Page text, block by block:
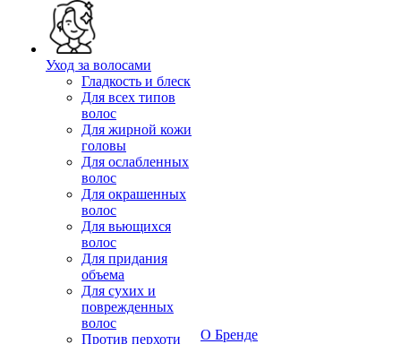
Уход за волосами
Гладкость и блеск
Для всех типов
волос
Для жирной кожи
головы
Для ослабленных
волос
Для окрашенных
волос
Для вьющихся
волос
Для придания
объема
Для сухих и
поврежденных
волос
Против перхоти
О Бренде